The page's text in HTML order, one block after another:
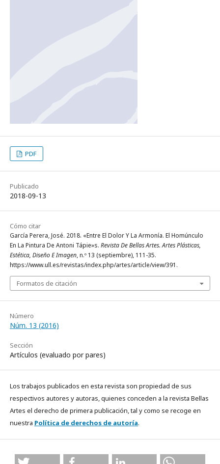
PDF
Publicado
2018-09-13
Cómo citar
García Perera, José. 2018. «Entre El Dolor Y La Armonía. El Homúnculo
En La Pintura De Antoni Tápie»s. Revista De Bellas Artes. Artes Plásticas,
Estética, Diseño E Imagen, n.º 13 (septiembre), 111-35.
https://www.ull.es/revistas/index.php/artes/article/view/391.
Formatos de citación
Número
Núm. 13 (2016)
Sección
Artículos (evaluado por pares)
Los trabajos publicados en esta revista son propiedad de sus
respectivos autores y autoras, quienes conceden a la revista Bellas
Artes el derecho de primera publicación, tal y como se recoge en
nuestra Política de derechos de autoría.